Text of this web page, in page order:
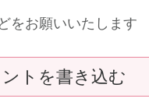
をお願いいたします
トを書き込む